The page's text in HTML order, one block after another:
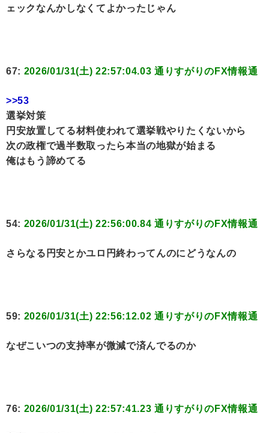
ェックなんかしなくてよかったじゃん
67: 2026/01/31(土) 22:57:04.03 通りすがりのFX情報通
>>53
選挙対策
円安放置してる材料使われて選挙戦やりたくないから
次の政権で過半数取ったら本当の地獄が始まる
俺はもう諦めてる
54: 2026/01/31(土) 22:56:00.84 通りすがりのFX情報通
さらなる円安とかユロ円終わってんのにどうなんの
59: 2026/01/31(土) 22:56:12.02 通りすがりのFX情報通
なぜこいつの支持率が微減で済んでるのか
76: 2026/01/31(土) 22:57:41.23 通りすがりのFX情報通